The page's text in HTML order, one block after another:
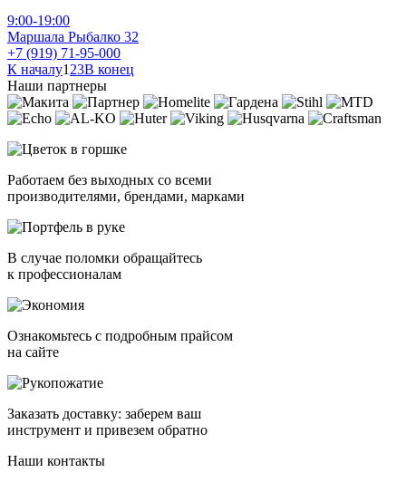
9:00-19:00
Маршала Рыбалко 32
+7 (919) 71-95-000
К началу1 23В конец
Наши партнеры
Работаем без выходных со всеми
производителями, брендами, марками
В случае поломки обращайтесь
к профессионалам
Ознакомьтесь с подробным прайсом
на сайте
Заказать доставку: заберем ваш
инструмент и привезем обратно
Наши контакты